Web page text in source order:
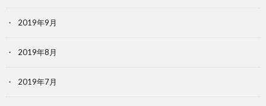
2019年9月
2019年8月
2019年7月